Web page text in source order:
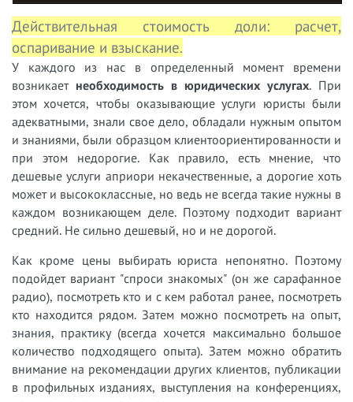
Действительная стоимость доли: расчет,
оспаривание и взыскание.
У каждого из нас в определенный момент времени
возникает необходимость в юридических услугах. При
этом хочется, чтобы оказывающие услуги юристы были
адекватными, знали свое дело, обладали нужным опытом
и знаниями, были образцом клиентоориентированности и
при этом недорогие. Как правило, есть мнение, что
дешевые услуги априори некачественные, а дорогие хоть
может и высококлассные, но ведь не всегда такие нужны в
каждом возникающем деле. Поэтому подходит вариант
средний. Не сильно дешевый, но и не дорогой.
Как кроме цены выбирать юриста непонятно. Поэтому
подойдет вариант "спроси знакомых" (он же сарафанное
радио), посмотреть кто и с кем работал ранее, посмотреть
кто находится рядом. Затем можно посмотреть на опыт,
знания, практику (всегда хочется максимально большое
количество подходящего опыта). Затем можно обратить
внимание на рекомендации других клиентов, публикации
в профильных изданиях, выступления на конференциях,